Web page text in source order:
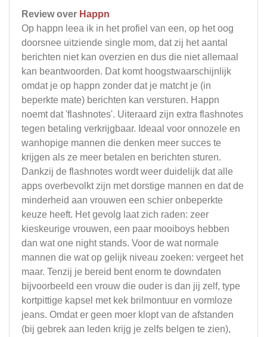
Review over Happn
Op happn leea ik in het profiel van een, op het oog
doorsnee uitziende single mom, dat zij het aantal
berichten niet kan overzien en dus die niet allemaal
kan beantwoorden. Dat komt hoogstwaarschijnlijk
omdat je op happn zonder dat je matcht je (in
beperkte mate) berichten kan versturen. Happn
noemt dat 'flashnotes'. Uiteraard zijn extra flashnotes
tegen betaling verkrijgbaar. Ideaal voor onnozele en
wanhopige mannen die denken meer succes te
krijgen als ze meer betalen en berichten sturen.
Dankzij de flashnotes wordt weer duidelijk dat alle
apps overbevolkt zijn met dorstige mannen en dat de
minderheid aan vrouwen een schier onbeperkte
keuze heeft. Het gevolg laat zich raden: zeer
kieskeurige vrouwen, een paar mooiboys hebben
dan wat one night stands. Voor de wat normale
mannen die wat op gelijk niveau zoeken: vergeet het
maar. Tenzij je bereid bent enorm te downdaten
bijvoorbeeld een vrouw die ouder is dan jij zelf, type
kortpittige kapsel met kek brilmontuur en vormloze
jeans. Omdat er geen moer klopt van de afstanden
(bij gebrek aan leden krijg je zelfs belgen te zien),